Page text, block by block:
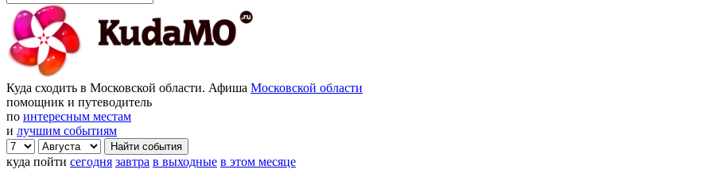
Куда сходить в Московской области. Афиша Московской области
помощник и путеводитель
по интересным местам
и лучшим событиям
куда пойти сегодня завтра в выходные в этом месяце